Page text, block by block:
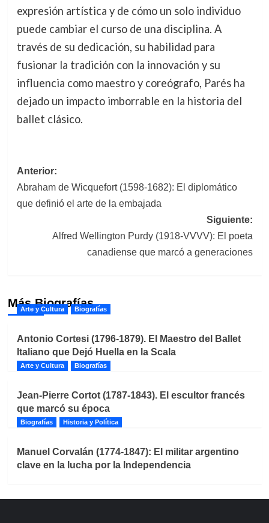
expresión artística y de cómo un solo individuo
puede cambiar el curso de una disciplina. A
través de su dedicación, su habilidad para
fusionar la tradición con la innovación y su
influencia como maestro y coreógrafo, Parés ha
dejado un impacto imborrable en la historia del
ballet clásico.
Navegación
de
entradas
Anterior:
Abraham de Wicquefort (1598-1682): El diplomático
que definió el arte de la embajada
Siguiente:
Alfred Wellington Purdy (1918-VVVV): El poeta
canadiense que marcó a generaciones
Más Biografías
Arte y Cultura Biografías
Antonio Cortesi (1796-1879). El Maestro del Ballet
Italiano que Dejó Huella en la Scala
Arte y Cultura Biografías
Jean-Pierre Cortot (1787-1843). El escultor francés
que marcó su época
Biografías Historia y Política
Manuel Corvalán (1774-1847): El militar argentino
clave en la lucha por la Independencia